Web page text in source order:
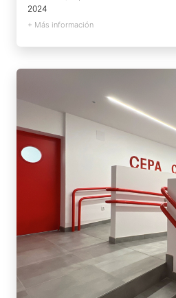
2024
+ Más información